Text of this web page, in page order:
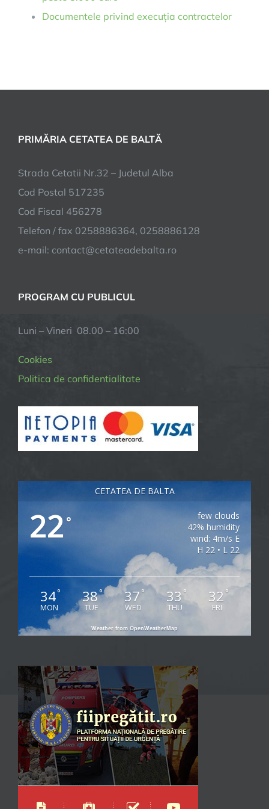
Documentele privind execuția contractelor
PRIMĂRIA CETATEA DE BALTĂ
Strada Cetatii Nr.32 – Judetul Alba
Cod Postal 517235
Cod Fiscal 456278
Telefon / fax 0258886364, 0258886128
e-mail: contact@cetateadebalta.ro
PROGRAM CU PUBLICUL
Luni – Vineri 08.00 – 16:00
Cookies
Politica de confidentialitate
CETATEA DE BALTA
22 °
few clouds
42% humidity
wind: 4m/s E
H 22 • L 22
34°
MON
38°
TUE
37°
WED
33 °
THU
32 °
FRI
Weather from OpenWeatherMap